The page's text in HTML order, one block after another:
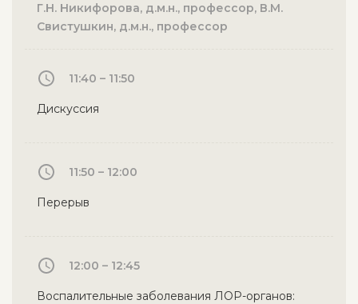
Г.Н. Никифорова, д.м.н., профессор, В.М.
Свистушкин, д.м.н., профессор
11:40 – 11:50
Дискуссия
11:50 – 12:00
Перерыв
12:00 – 12:45
Воспалительные заболевания ЛОР-органов: